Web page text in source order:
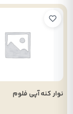
نوار کنه آپی فلوم